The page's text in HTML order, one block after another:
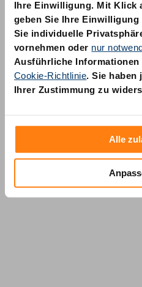
Ihre Einwilligung. Mit Klick
geben Sie Ihre
Sie individuelle
vornehmen oder nur
Ausführliche
Cookie-Richtlinie. Sie haben
Ihrer Zustimmung zu
Alle
AM